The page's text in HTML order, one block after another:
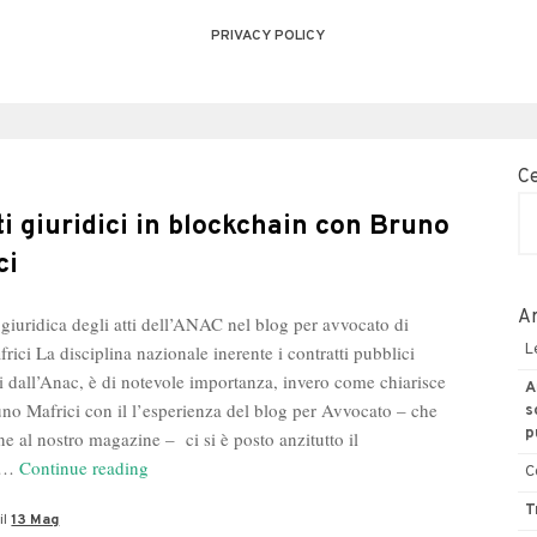
PRIVACY POLICY
giuridici in blockchain con Bruno
degli atti dell’ANAC nel blog per avvocato di
La disciplina nazionale inerente i contratti pubblici
dall’Anac, è di notevole importanza, invero come chiarisce
Mafrici con il l’esperienza del blog per Avvocato – che
al nostro magazine – ci si è posto anzitutto il
Continue reading
il13 Mag